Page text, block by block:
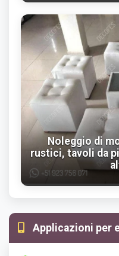
Noleggio di
rustici, tavoli da
Applicazioni per